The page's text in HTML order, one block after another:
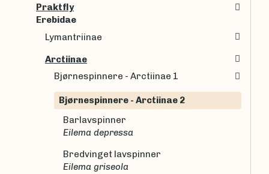
Praktfly
Erebidae
Lymantriinae
Arctiinae
Bjørnespinnere - Arctiinae 1
Bjørnespinnere - Arctiinae 2
Barlavspinner
Eilema depressa
Bredvinget lavspinner
Eilema griseola